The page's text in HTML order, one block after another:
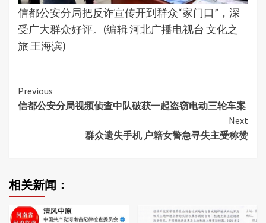
信都公安分局把反诈宣传开到群众“家门口”，深
受广大群众好评。(编辑 河北广播电视台 文化之
旅 王海滨)
Continue
Reading
Previous
信都公安分局视频侦查中队破获一起盗窃电动三轮车案
Next
群众遗失手机 户籍女警急寻失主受称赞
相关新闻：